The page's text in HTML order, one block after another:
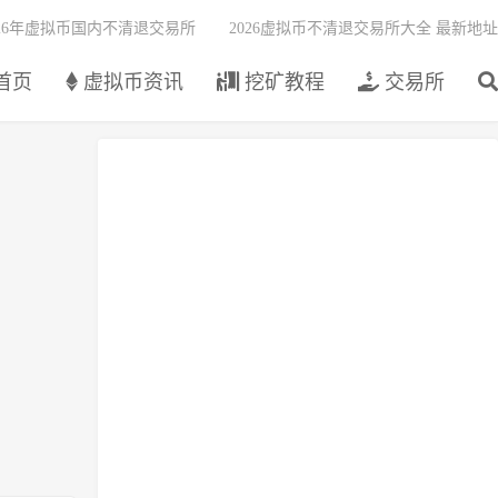
页 虚拟币资讯 挖矿教程 交易所
年虚拟币国内不清退交易所 2026虚拟币不清退交易所大全 最新地址